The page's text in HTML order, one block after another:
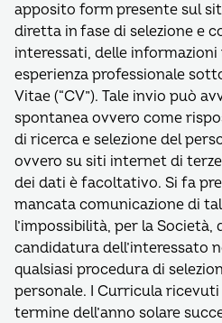
apposito form presente sul
diretta in fase di selezione e
interessati, delle
esperienza professionale
Vitae (“CV”). Tale invio può
spontanea ovvero come
di ricerca e selezione del
ovvero su siti internet di
dei dati è facoltativo. Si fa
mancata comunicazione di
l’impossibilità, per la Società,
candidatura dell’interessato
qualsiasi procedura di
personale. I Curricula
termine dell’anno solare